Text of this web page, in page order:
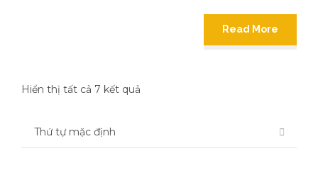
Read More
Hiển thị tất cả 7 kết quả